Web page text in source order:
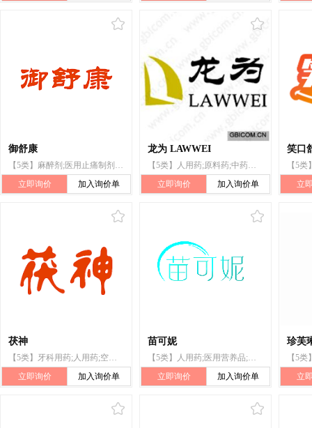
御舒康
【5类】麻醉剂;医用止痛制剂;泥敷剂;药茶;药油;医用药膏;补药;牙科用药;药用植物提取物;药酒
立即询价
加入询价单
龙为 LAWWEI
【5类】人用药;原料药;中药成药;卫生巾;医用营养品;兽医用药;牙科用药;杀虫剂;婴儿食品;空气清新剂
立即询价
加入询价单
笑口
立
茯神
【5类】牙科用药;人用药;空气净化制剂;兽医用药;消灭有害动物制剂;医用填料;牙填料
立即询价
加入询价单
苗可妮
【5类】人用药;医用营养品;减肥茶;婴儿食品;中药材;牙科用药;兽医用药;医用棉;卫生巾;消毒剂
立即询价
加入询价单
珍芙
立